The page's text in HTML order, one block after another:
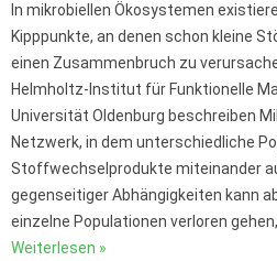
In mikrobiellen Ökosystemen
Kipppunkte, an denen schon kleine
einen Zusammenbruch zu
Helmholtz-Institut für Funktionelle
Universität Oldenburg beschreiben
Netzwerk, in dem unterschiedliche
Stoffwechselprodukte miteinander
gegenseitiger Abhängigkeiten kann
einzelne Populationen verloren
Weiterlesen »